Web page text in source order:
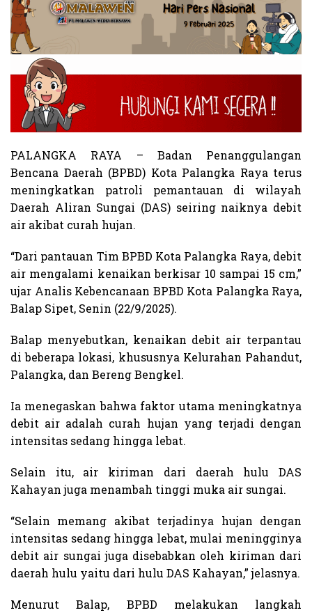
PALANGKA RAYA – Badan Penanggulangan
Bencana Daerah (BPBD) Kota Palangka Raya terus
meningkatkan patroli pemantauan di wilayah
Daerah Aliran Sungai (DAS) seiring naiknya debit
air akibat curah hujan.
“Dari pantauan Tim BPBD Kota Palangka Raya, debit
air mengalami kenaikan berkisar 10 sampai 15 cm,”
ujar Analis Kebencanaan BPBD Kota Palangka Raya,
Balap Sipet, Senin (22/9/2025).
Balap menyebutkan, kenaikan debit air terpantau
di beberapa lokasi, khususnya Kelurahan Pahandut,
Palangka, dan Bereng Bengkel.
Ia menegaskan bahwa faktor utama meningkatnya
debit air adalah curah hujan yang terjadi dengan
intensitas sedang hingga lebat.
Selain itu, air kiriman dari daerah hulu DAS
Kahayan juga menambah tinggi muka air sungai.
“Selain memang akibat terjadinya hujan dengan
intensitas sedang hingga lebat, mulai meningginya
debit air sungai juga disebabkan oleh kiriman dari
daerah hulu yaitu dari hulu DAS Kahayan,” jelasnya.
Menurut Balap, BPBD melakukan langkah